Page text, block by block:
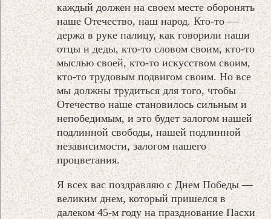
каждый должен на своем месте оборонять
наше Отечество, наш народ. Кто-то —
держа в руке палицу, как говорили наши
отцы и деды, кто-то словом своим, кто-то
мыслью своей, кто-то искусством своим,
кто-то трудовым подвигом своим. Но все
мы должны трудиться для того, чтобы
Отечество наше становилось сильным и
непобедимым, и это будет залогом нашей
подлинной свободы, нашей подлинной
независимости, залогом нашего
процветания.
Я всех вас поздравляю с Днем Победы —
великим днем, который пришелся в
далеком 45-м году на празднование Пасхи